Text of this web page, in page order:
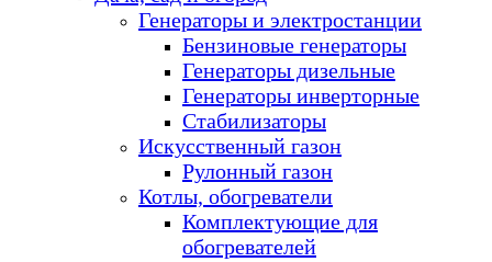
Генераторы и электростанции
Бензиновые генераторы
Генераторы дизельные
Генераторы инверторные
Стабилизаторы
Искусственный газон
Рулонный газон
Котлы, обогреватели
Комплектующие для
обогревателей